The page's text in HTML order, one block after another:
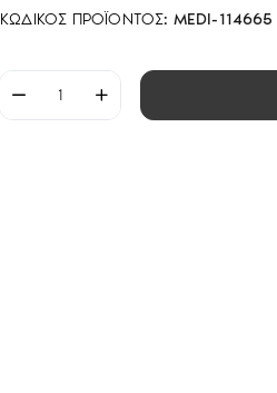
ΚΩΔΙΚΌΣ ΠΡΟΪΌΝΤΟΣ: MEDI-114665